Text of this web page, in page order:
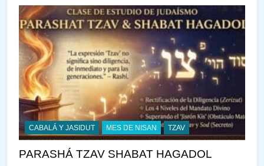
CABALÁ Y JASIDUT MES DE NISAN TZAV
PARASHÁ TZAV SHABAT HAGADOL